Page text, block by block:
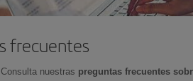
frecuentes
nuestras preguntas frecuentes